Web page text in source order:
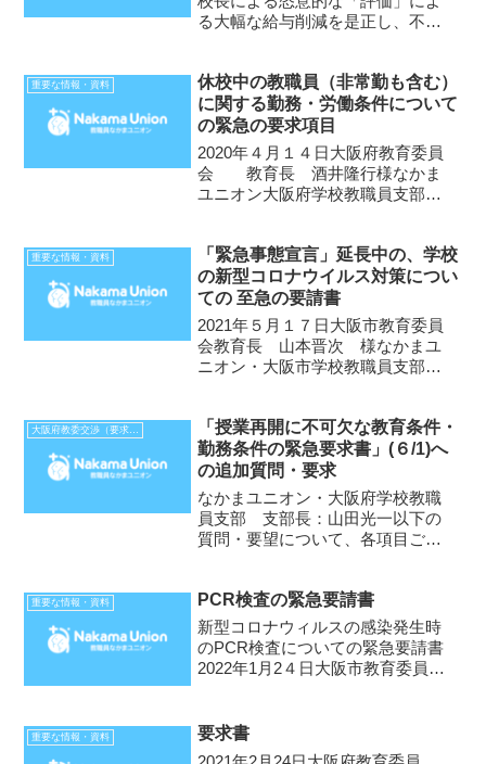
る大幅な給与削減を是正し、不当
会教育長 多田 勝哉 様なかまユ
ニオン・大阪市学校教職員支部支
部長 笠松 正俊前略。 A主...
重要な情報・資料
休校中の教職員（非常勤も含む）
に関する勤務・労働条件について
の緊急の要求項目
2020年４月１４日大阪府教育委員
会 教育長 酒井隆行様なかま
ユニオン大阪府学校教職員支部休
緊急の要求項目4月12日に「『緊
急事態宣言』に伴う休校に関する
勤務・労働条件についての...
重要な情報・資料
「緊急事態宣言」延長中の、学校
の新型コロナウイルス対策につい
ての 至急の要請書
2021年５月１７日大阪市教育委員
会教育長 山本晋次 様なかまユ
ニオン・大阪市学校教職員支部支
を提出し、全員一律のICT家庭学
習（オンライン授業）を直ちに中
止してください。オンライ...
大阪府教委交渉（要求書、報告等）
「授業再開に不可欠な教育条件・
勤務条件の緊急要求書」(６/1)へ
の追加質問・要求
なかまユニオン・大阪府学校教職
員支部 支部長：山田光一以下の
質問・要望について、各項目ごと
願いいたします。①（P１の後ろ
から２～１行目の項目について）
府教委は、「保護者から感染が
不...
重要な情報・資料 PCR検査の緊急要請書
新型コロナウィルスの感染発生時
のPCR検査についての緊急要請書
2022年1月2４日大阪市教育委員
部 支部長 笠松 正俊 前略。
新型コロナウイルスの第６波感染
重要な情報・資料 要求書